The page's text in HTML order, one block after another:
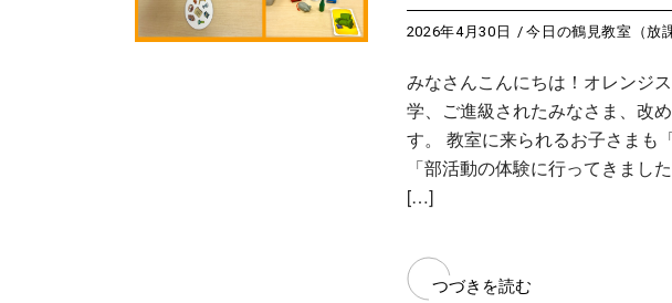
2026年4月30日 今日の鶴見教室（放
みなさんこんにちは！オレンジ
学、ご進級されたみなさま、改
す。 教室に来られるお子さまも
「部活動の体験に行ってきまし
[…]
つづきを読む